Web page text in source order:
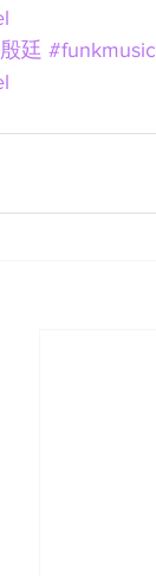
廷 #funkmusic